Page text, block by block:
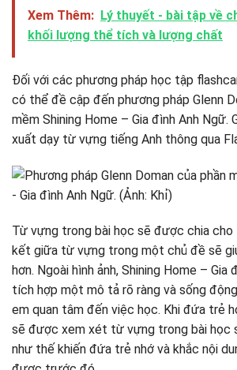
Xem Thêm: Lý thuyết - bài tập về
khối lượng thể tích và lượng chất
Đối với các phương pháp học tập
có thể đề cập đến phương pháp Glenn
mềm Shining Home – Gia đình Anh Ngữ.
xuất dạy từ vựng tiếng Anh thông qua
Từ vựng trong bài học sẽ được chia
kết giữa từ vựng trong một chủ đề sẽ
hơn. Ngoài hình ảnh, Shining Home – Gia
tích hợp một mô tả rõ ràng và sống
em quan tâm đến việc học. Khi đứa trẻ
sẽ được xem xét từ vựng trong bài học
như thế khiến đứa trẻ nhớ và khắc nội